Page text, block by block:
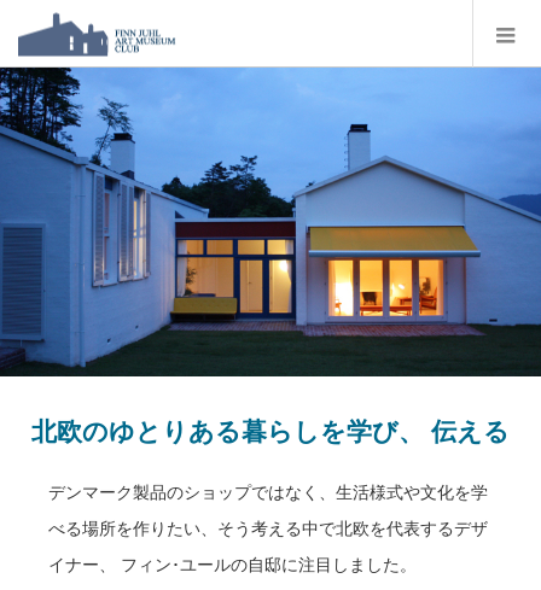
北欧のゆとりある暮らしを学び、 伝える
デンマーク製品のショップではなく、生活様式や文化を学
べる場所を作りたい、そう考える中で北欧を代表するデザ
イナー、 フィン･ユールの自邸に注目しました。